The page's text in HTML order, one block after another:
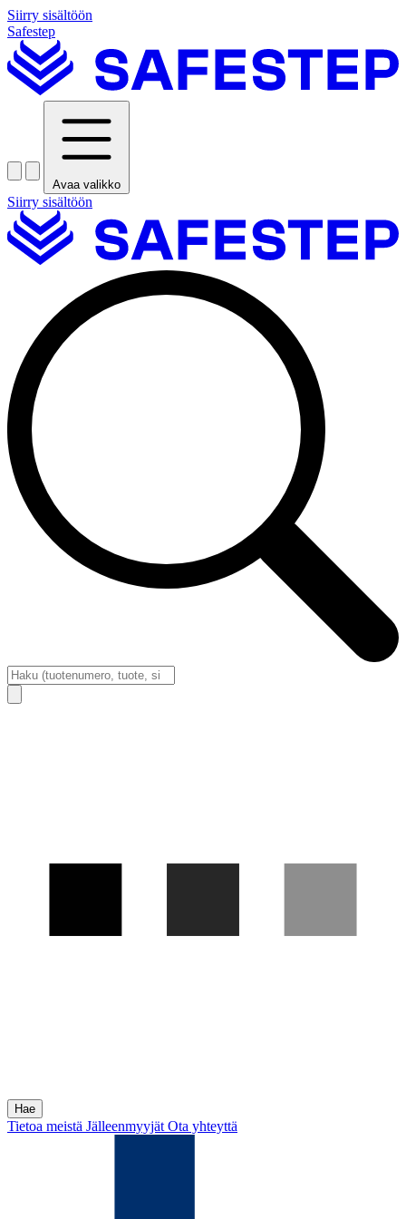
Siirry sisältöön
Safestep
Avaa valikko
Siirry sisältöön
Tietoa meistä Jälleenmyyjät Ota yhteyttä